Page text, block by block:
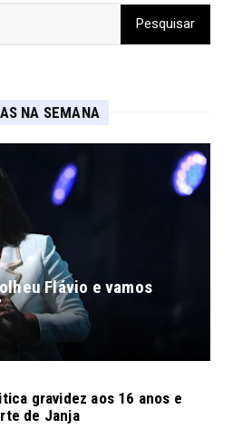
NA SEMANA
Flávio e vamos
gravidez aos 16 anos e
de Janja